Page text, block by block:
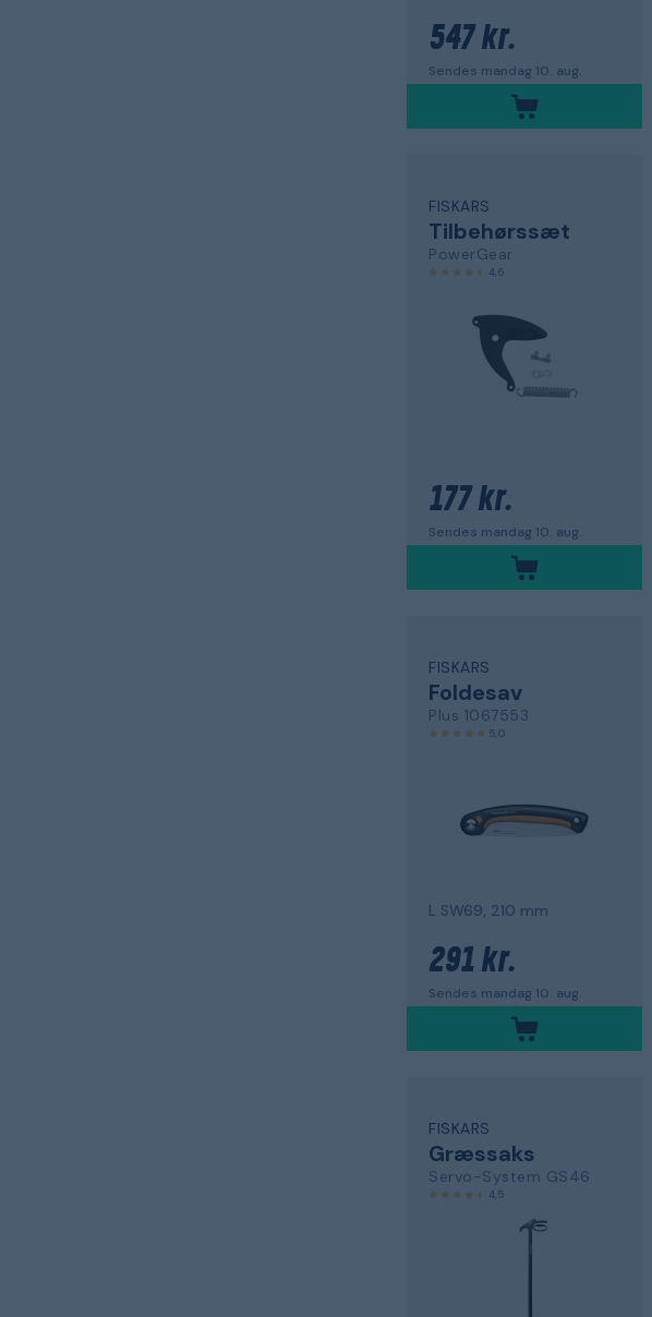
547 kr.
Sendes mandag 10. aug.
FISKARS
Tilbehørssæt
PowerGear
4,6
177 kr.
Sendes mandag 10. aug.
FISKARS
Foldesav
Plus 1067553
5,0
L SW69, 210 mm
291 kr.
Sendes mandag 10. aug.
FISKARS
Græssaks
Servo-System GS46
4,5